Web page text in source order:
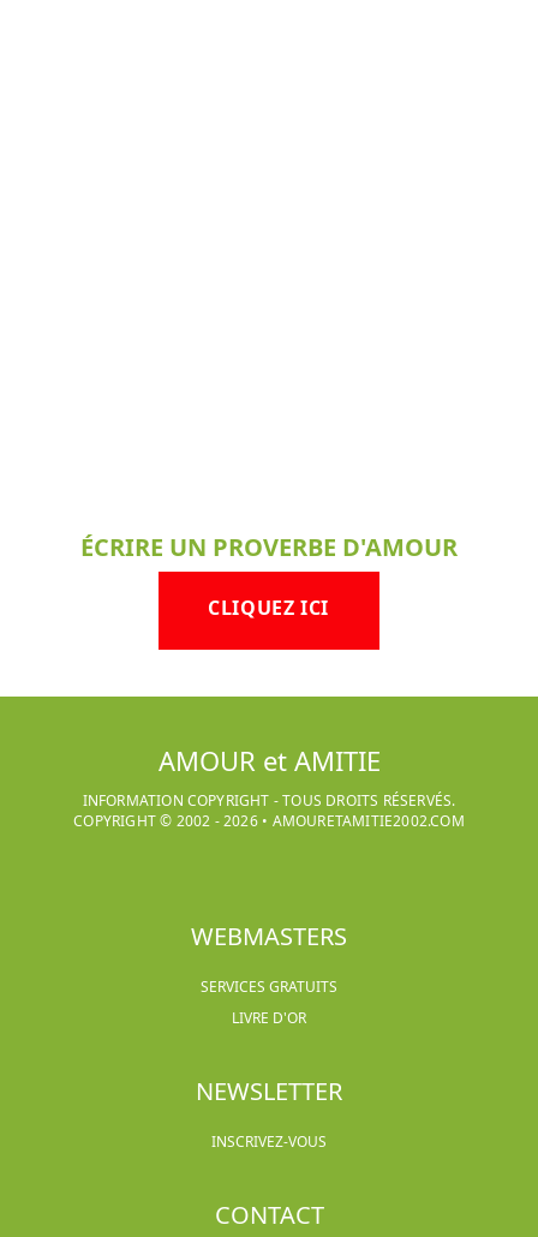
ÉCRIRE UN PROVERBE D'AMOUR
CLIQUEZ ICI
AMOUR et AMITIE
INFORMATION COPYRIGHT - TOUS DROITS RÉSERVÉS.
COPYRIGHT © 2002 -2026• AMOURETAMITIE2002.COM
WEBMASTERS
SERVICES GRATUITS
LIVRE D'OR
NEWSLETTER
INSCRIVEZ-VOUS
CONTACT